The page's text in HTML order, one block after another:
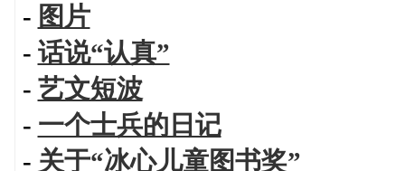
- 图片
- 话说“认真”
- 艺文短波
- 一个士兵的日记
- 关于“冰心儿童图书奖”